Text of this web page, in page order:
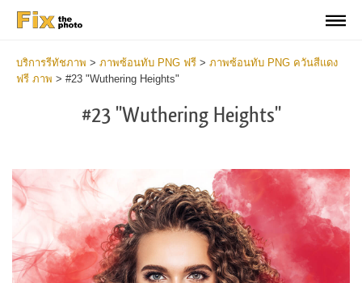
บริการรีทัชภาพ > ภาพซ้อนทับ PNG ฟรี > ภาพซ้อนทับ PNG ควันสีแดง
ฟรี ภาพ > #23 "Wuthering Heights"
#23 "Wuthering Heights"